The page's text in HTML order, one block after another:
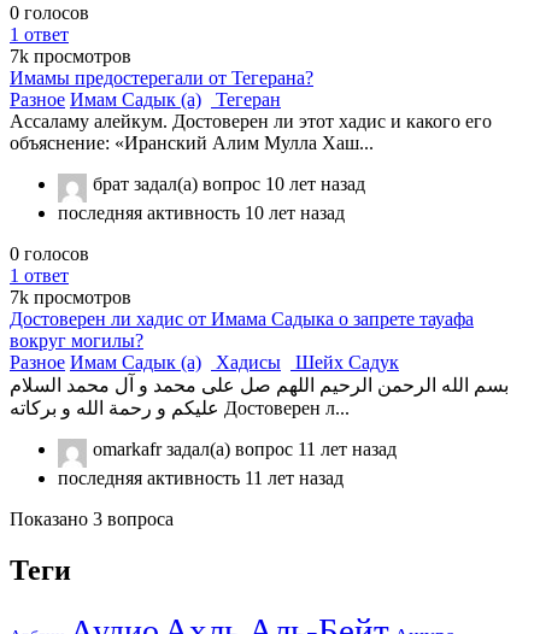
0 голосов
1 ответ
7k просмотров
Имамы предостерегали от Тегерана?
Разное Имам Садык (а)
Тегеран
Ассаламу алейкум. Достоверен ли этот хадис и какого его
объяснение: «Иранский Алим Мулла Хаш...
брат задал(а) вопрос 10 лет назад
последняя активность 10 лет назад
0 голосов
1 ответ
7k просмотров
Достоверен ли хадис от Имама Садыка о запрете тауафа
вокруг могилы?
Разное Имам Садык (а) Хадисы
Шейх Садук
بسم الله الرحمن الرحيم اللهم صل على محمد و آل محمد السلام
عليكم و رحمة الله و بركاته Достоверен л...
omarkafrзадал(а) вопрос 11 лет назад
последняя активность 11 лет назад
Показано 3 вопроса
Теги